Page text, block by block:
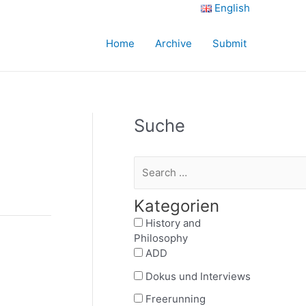
English
Home Archive Submit
Suche
Kategorien
History and
Philosophy
ADD
Dokus und Interviews
Freerunning